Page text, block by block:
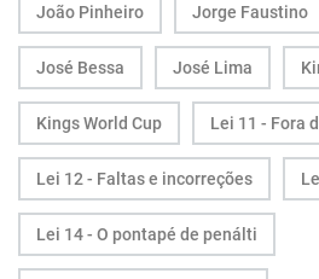
João Pinheiro Jorge Faustino
José Bessa José Lima
Kings World Cup Lei 11 - Fora
Lei 12 - Faltas e incorreções
Lei 14 - O pontapé de penálti